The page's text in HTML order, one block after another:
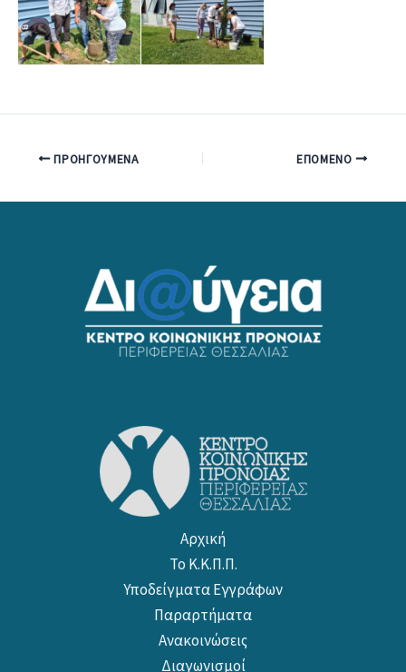
ΠΡΟΗΓΟΎΜΕΝΑ ΕΠΌΜΕΝΟ
Αρχική
Το Κ.Κ.Π.Π.
Υποδείγματα Εγγράφων
Παραρτήματα
Ανακοινώσεις
Διαγωνισμοί